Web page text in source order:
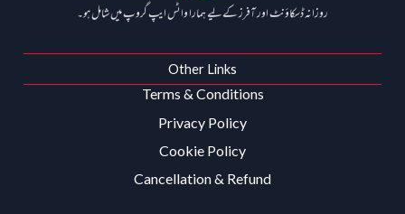
روزانہ ڈسکاؤنٹ اور آفرز کے لیے ہمارا واٹس ایپ گروپ میں شامل ہو۔
Other Links
Terms & Conditions
Privacy Policy
Cookie Policy
Cancellation & Refund